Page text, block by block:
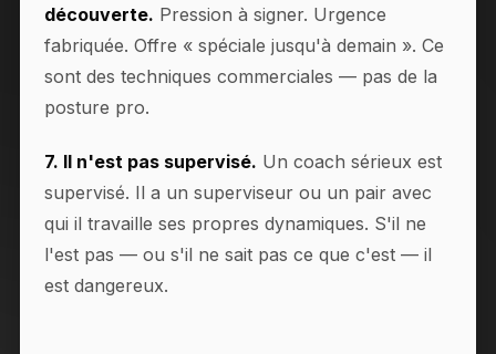
découverte. Pression à signer. Urgence
fabriquée. Offre « spéciale jusqu'à demain ». Ce
sont des techniques commerciales — pas de la
posture pro.
7. Il n'est pas supervisé. Un coach sérieux est
supervisé. Il a un superviseur ou un pair avec
qui il travaille ses propres dynamiques. S'il ne
l'est pas — ou s'il ne sait pas ce que c'est — il
est dangereux.